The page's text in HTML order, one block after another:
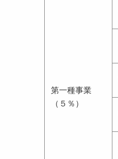
第一種事業
（５％）